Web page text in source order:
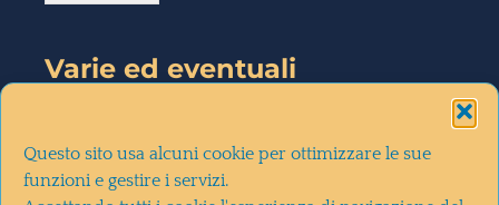
Questo sito usa alcuni cookie per ottimizzare le sue
funzioni e gestire i servizi.
Varie ed eventuali
10-2020)